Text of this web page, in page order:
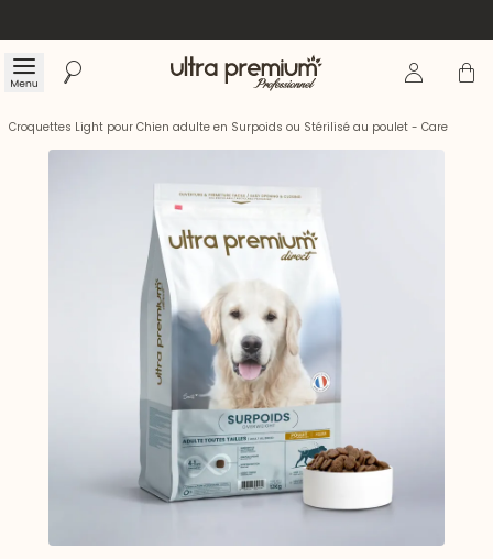
Menu Rechercher Accueil Se Panier
Croquettes Light pour Chien adulte en Surpoids ou Stérilisé au poulet - Care